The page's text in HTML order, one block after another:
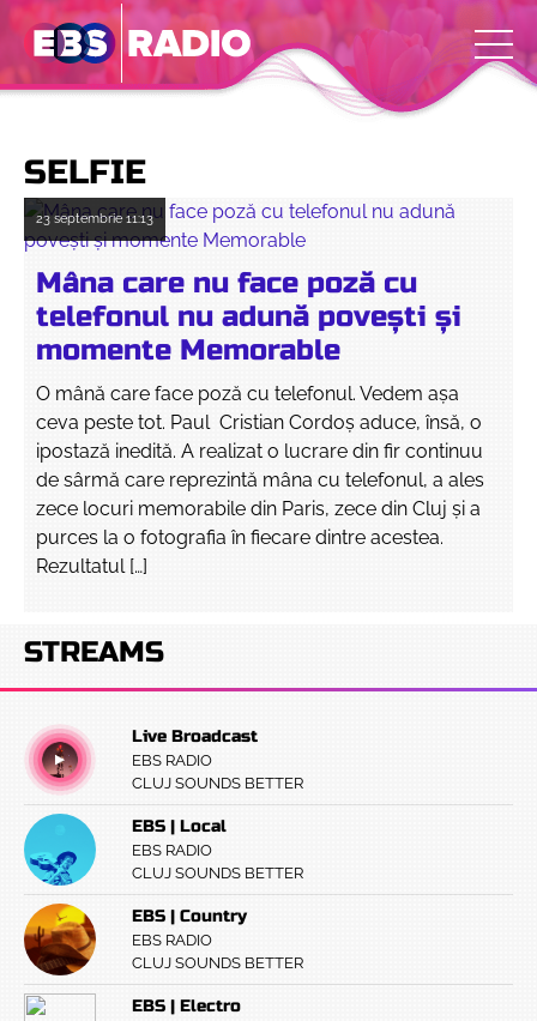
SELFIE
23 septembrie 11:13
Mâna care nu face poză cu
telefonul nu adună povești și
momente Memorable
O mână care face poză cu telefonul. Vedem așa
ceva peste tot. Paul Cristian Cordoș aduce, însă, o
ipostază inedită. A realizat o lucrare din fir continuu
de sârmă care reprezintă mâna cu telefonul, a ales
zece locuri memorabile din Paris, zece din Cluj și a
purces la o fotografia în fiecare dintre acestea.
Rezultatul […]
STREAMS
Live Broadcast
EBS RADIO
CLUJ SOUNDS BETTER
EBS | Local
EBS RADIO
CLUJ SOUNDS BETTER
EBS | Country
EBS RADIO
CLUJ SOUNDS BETTER
EBS | Electro